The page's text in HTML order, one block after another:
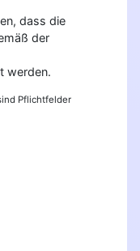
dass die
der
werden.
Pflichtfelder